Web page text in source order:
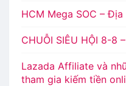
HCM Mega SOC –
CHUỖI SIÊU HỘI 8-8
Lazada Affiliate và
tham gia kiếm tiền